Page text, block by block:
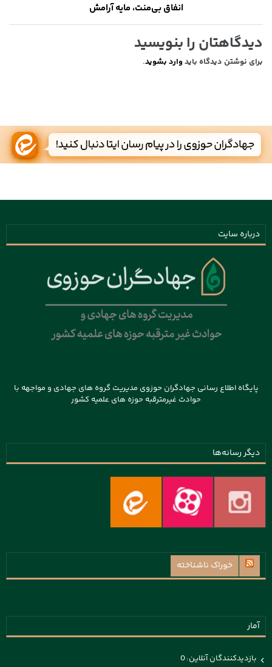
انفاق بی‌منت، مایه آرامش
دیدگاهتان را بنویسید
برای نوشتن دیدگاه باید وارد بشوید.
درباره سایت
پایگاه اطلاع رسانی جهادگران حوزوی مدیریت گروه های جهادی و مواجهه با
حوادث غیرمترقبه حوزه های علمیه کشور
دیگر رسانه‌ها
خوراک ناشناخته
آمار
بازدیدکنندگان آنلاین:0